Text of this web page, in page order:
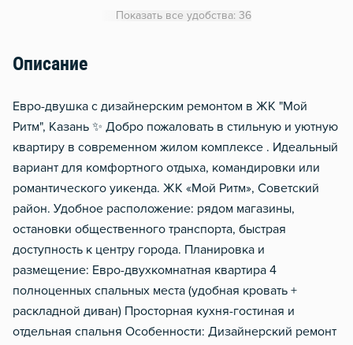
Сушилка для белья
Отопление
Водонагреватель
Домофон
Металлическая дверь
Мобильный интернет 3g/
Показать все удобства: 36
Описание
Евро-двушка с дизайнерским ремонтом в ЖК "Мой
Ритм", Казань ✨ Добро пожаловать в стильную и уютную
квартиру в современном жилом комплексе . Идеальный
вариант для комфортного отдыха, командировки или
романтического уикенда. ЖК «Мой Ритм», Советский
район. Удобное расположение: рядом магазины,
остановки общественного транспорта, быстрая
доступность к центру города. Планировка и
размещение: Евро-двухкомнатная квартира 4
полноценных спальных места (удобная кровать +
раскладной диван) Просторная кухня-гостиная и
отдельная спальня Особенности: Дизайнерский ремонт